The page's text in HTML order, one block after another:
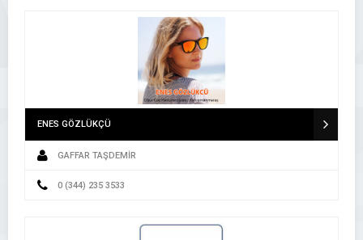
ENES GÖZLÜKÇÜ
GAFFAR TAŞDEMİR
0 (344) 235 3533